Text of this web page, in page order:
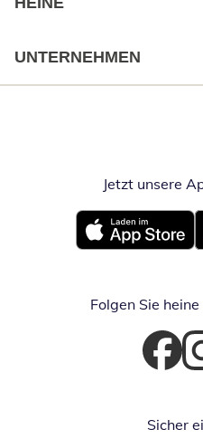
UNTERNEHMEN
Jetzt unsere
Öffnet in neuem
Folgen Sie
Öffnet in
Sicher